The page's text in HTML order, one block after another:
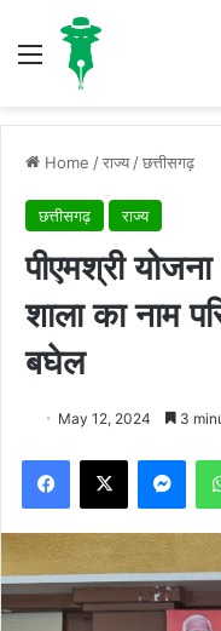
Menu
Home /राज्य /छत्तीसगढ़
छत्तीसगढ़ राज्य
पीएमश्री
शाला का नाम
बघेल
May 12, 2024 3